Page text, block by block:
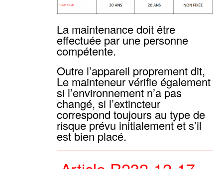
La maintenance doit être
effectuée par une personne
compétente.
Outre l’appareil proprement dit,
Le mainteneur vérifie également
si l’environnement n’a pas
changé, si l’extincteur
correspond toujours au type de
risque prévu initialement et s’il
est bien placé.